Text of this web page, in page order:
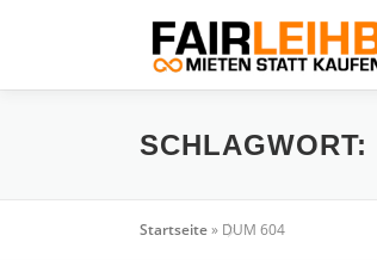
SCHLAGWORT:
Startseite» DUM 604